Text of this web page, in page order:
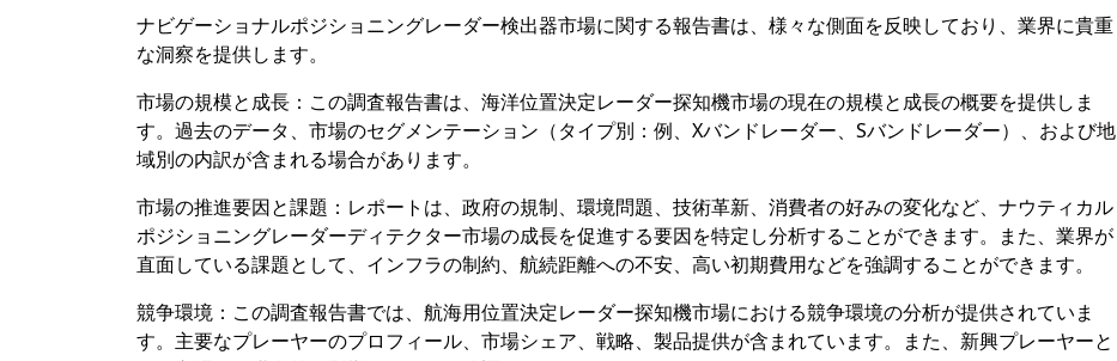
ナビゲーショナルポジショニングレーダー検出器市場に関する報告書は、様々な側面を反映しており、業界に貴重
な洞察を提供します。
市場の規模と成長：この調査報告書は、海洋位置決定レーダー探知機市場の現在の規模と成長の概要を提供しま
す。過去のデータ、市場のセグメンテーション（タイプ別：例、Xバンドレーダー、Sバンドレーダー）、および地
域別の内訳が含まれる場合があります。
市場の推進要因と課題：レポートは、政府の規制、環境問題、技術革新、消費者の好みの変化など、ナウティカル
ポジショニングレーダーディテクター市場の成長を促進する要因を特定し分析することができます。また、業界が
直面している課題として、インフラの制約、航続距離への不安、高い初期費用などを強調することができます。
競争環境：この調査報告書では、航海用位置決定レーダー探知機市場における競争環境の分析が提供されていま
す。主要なプレーヤーのプロフィール、市場シェア、戦略、製品提供が含まれています。また、新興プレーヤーと